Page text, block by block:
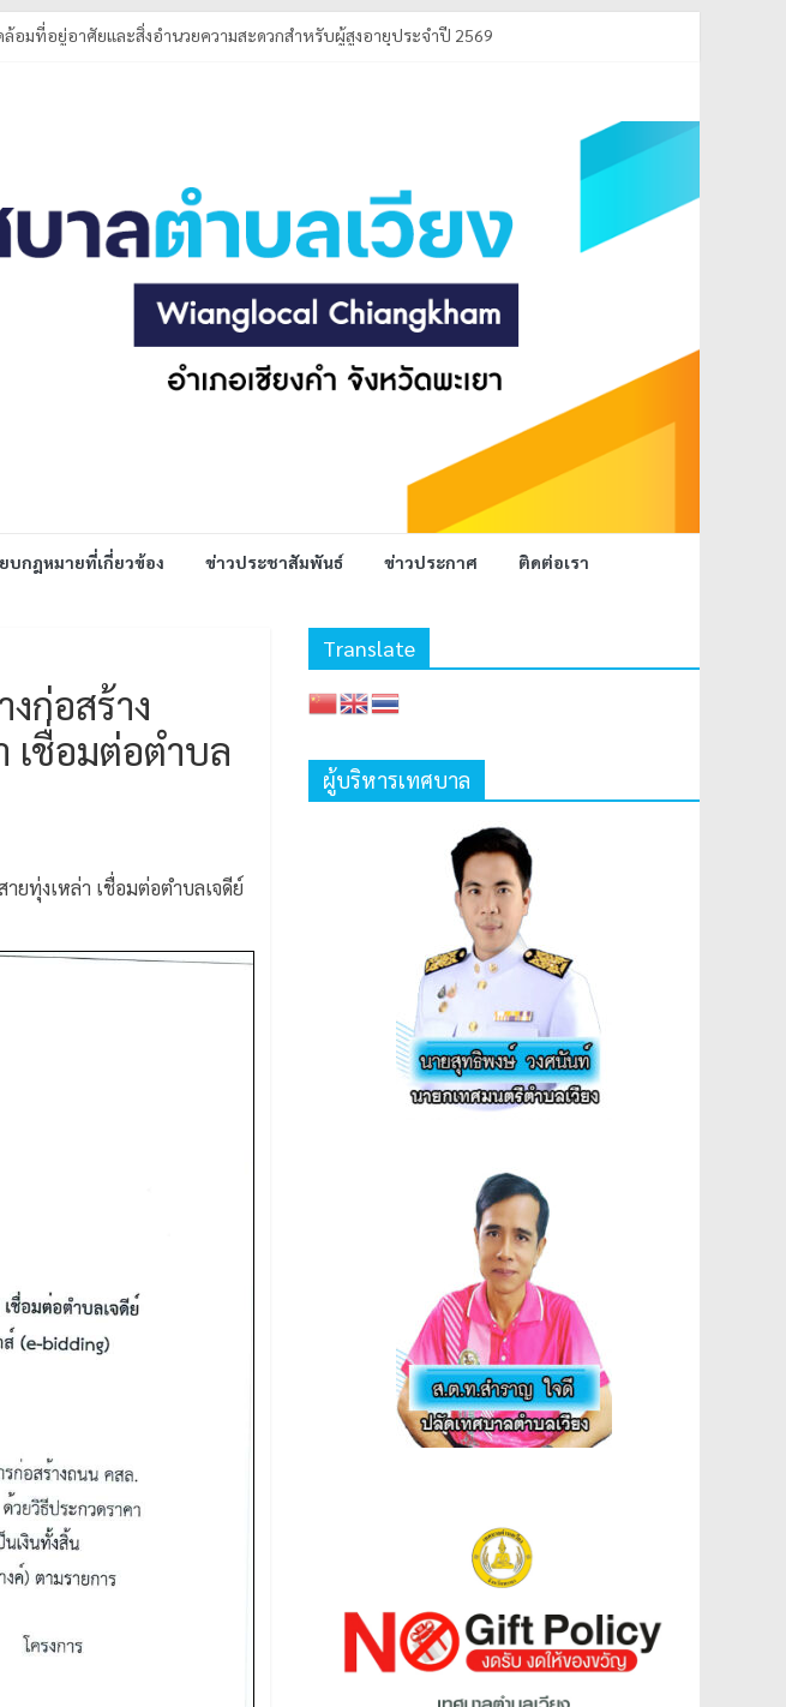
อมที่อยู่อาศัยและสิ่งอำนวยความสะดวกสำหรับผู้สูงอายุประจำปี 2569
ยง อำเภอเชียงคำ จังหวัดพะเยา
บกฎหมายที่เกี่ยวข้อง ข่าวประชาสัมพันธ์ ข่าวประกาศ ติดต่อเรา
ก่อสร้าง
เชื่อมต่อตำบล
ายทุ่งเหล่า เชื่อมต่อตำบลเจดีย์
Translate
ผู้บริหารเทศบาล